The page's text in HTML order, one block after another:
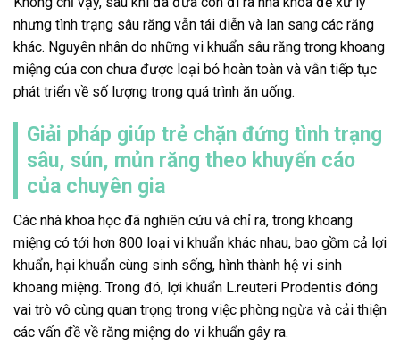
nhưng tình trạng sâu răng vẫn tái diễn và lan sang các răng
khác. Nguyên nhân do những vi khuẩn sâu răng trong khoang
miệng của con chưa được loại bỏ hoàn toàn và vẫn tiếp tục
phát triển về số lượng trong quá trình ăn uống.
Giải pháp giúp trẻ chặn đứng tình trạng
sâu, sún, mủn răng theo khuyến cáo
của chuyên gia
Các nhà khoa học đã nghiên cứu và chỉ ra, trong khoang
miệng có tới hơn 800 loại vi khuẩn khác nhau, bao gồm cả lợi
khuẩn, hại khuẩn cùng sinh sống, hình thành hệ vi sinh
khoang miệng. Trong đó, lợi khuẩn L.reuteri Prodentis đóng
vai trò vô cùng quan trọng trong việc phòng ngừa và cải thiện
các vấn đề về răng miệng do vi khuẩn gây ra.